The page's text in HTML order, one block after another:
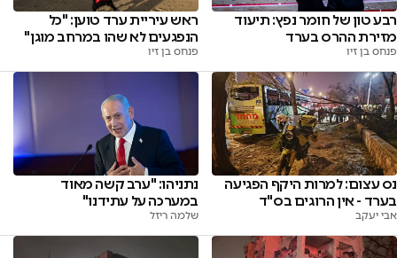
רבע טון של חומר נפץ: תיעוד
מזירת ההרס בערד
פנחס בן זיו
ראש עיריית ערד טוען: "כל
הנפגעים לא שהו במרחב מוגן"
פנחס בן זיו
נס עצום: למרות היקף הפגיעה
בערד - אין הרוגים בס"ד
אבי יעקב
נתניהו: "ערב קשה מאוד
במערכה על עתידנו"
שלמה ריזל